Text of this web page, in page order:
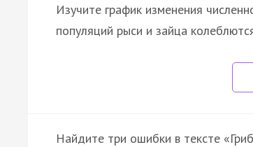
Изучите график изменения
популяций рыси и зайца
Найдите три ошибки в тексте